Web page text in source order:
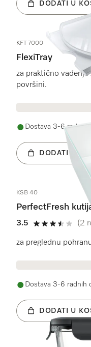
DODATI U
KFT 7000
FlexiTray
za praktično
površini.
Dostava 3-6 radnih
DODATI U
KSB 40
PerfectFresh
3.5
3.5 od 5
(2
za preglednu
Dostava 3-6 radnih
DODATI U